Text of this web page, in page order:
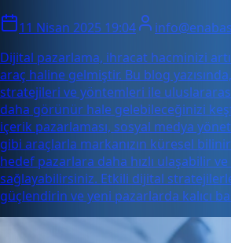
11 Nisan 2025 19:04
Dijital pazarlama, ihracat hacminizi
araç haline gelmiştir. Bu blog
stratejileri ve yöntemleri ile
daha görünür hale gelebileceğinizi
içerik pazarlaması, sosyal medya
gibi araçlarla markanızın küresel
hedef pazarlara daha hızlı ulaşabilir
sağlayabilirsiniz. Etkili dijital stratejilerle
güçlendirin ve yeni pazarlarda kalıcı